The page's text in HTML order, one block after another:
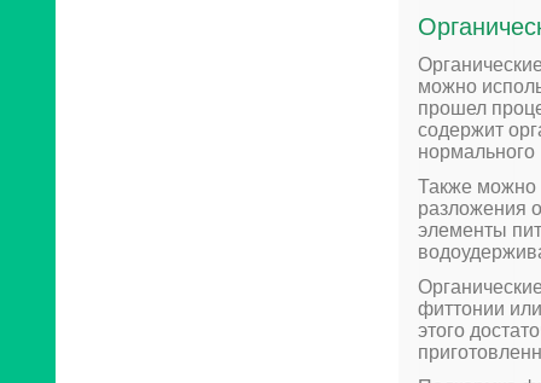
можно
прошел
содержит
нормального
Также можно
разложения
элементы
фиттонии
этого